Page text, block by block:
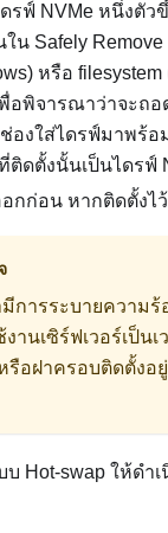
รฟ์ NVMe หนึ่งตั
น Safely
หรือ
อพิจารณาว่าจะถอ
องใส่ไดรฟ์มาพร้อ
ติดตั้งนั้นเป็นไดรฟ์
กก่อน หากติดตั้งไ
มีการระบายความ
งานเซิร์ฟเวอร์เป็น
รือฝาครอบติดตั้งอ
Hot-swap ให้ดำ